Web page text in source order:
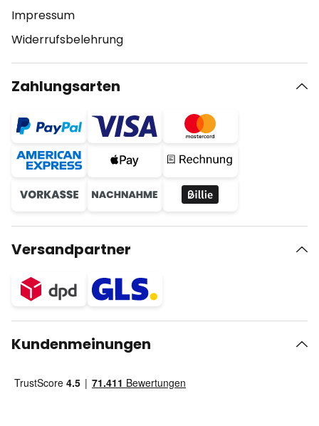
Impressum
Widerrufsbelehrung
Zahlungsarten
Versandpartner
Kundenmeinungen